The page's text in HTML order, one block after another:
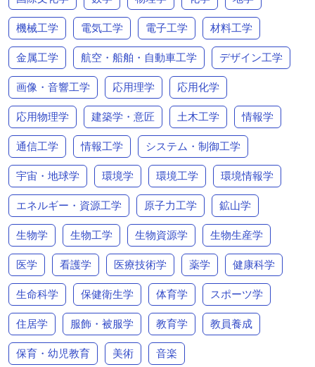
機械工学 電気工学 電子工学 材料工学
金属工学 航空・船舶・自動車工学 デザイン工学
画像・音響工学 応用理学 応用化学
応用物理学 建築学・意匠 土木工学 情報学
通信工学 情報工学 システム・制御工学
宇宙・地球学 環境学 環境工学 環境情報学
エネルギー・資源工学 原子力工学 鉱山学
生物学 生物工学 生物資源学 生物生産学
医学 看護学 医療技術学 薬学 健康科学
生命科学 保健衛生学 体育学 スポーツ学
住居学 服飾・被服学 教育学 教員養成
保育・幼児教育 美術 音楽